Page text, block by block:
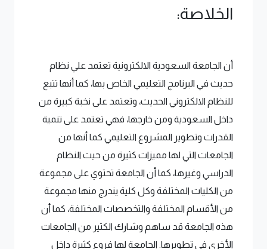
الخلاصة:
أن الجامعة السعودية الالكترونية تعتمد علي نظام
حديث في البرنامج التعليمي الخاص بها، كما أنها تتبع
للنظام الالكتروني الحديث، وتعتمد على نخبة كبيرة من
داخل السعودية ومن خارجها، فهي تعتمد على تنمية
القدرات وتطوير المشروع التعليمي كما أنها من
الجامعات التي لها مميزات كثيرة من حيث النظام
الدراسي وغيرها، كما أن الجامعة تحتوي على مجموعة
من الكليات المختلفة وكل كلية يندرج منها مجموعة
من الأقسام المختلفة والتخصصات المختلفة، كما أن
هذه الجامعة قد ساهم وشارك الكثير من الجامعات
الأخرى في تطويرها. الجامعة لها فروع كثيرة داخل